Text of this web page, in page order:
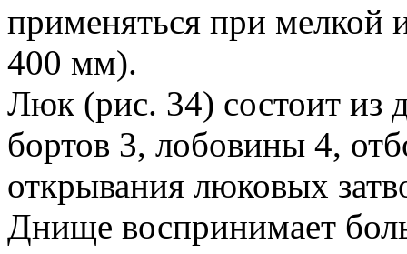
применяться при мелкой
400 мм).
Люк (рис. 34) состоит из
бортов 3, лобовины 4,
открывания люковых
Днище воспринимает